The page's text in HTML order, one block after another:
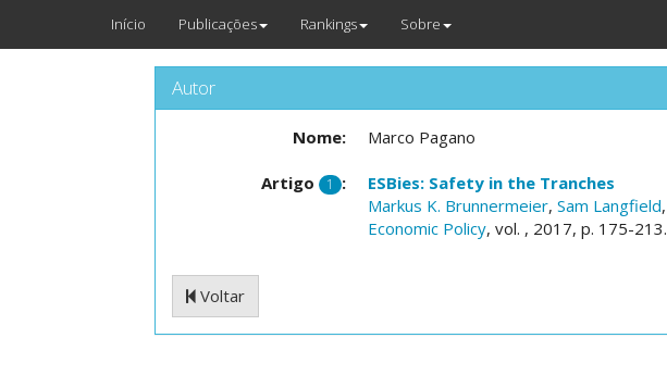
Início Publicações Rankings Sobre
Autor
Nome: Marco Pagano
Artigo 1 :
ESBies: Safety in the Tranches
Markus K. Brunnermeier, Sam Langfield,
Economic Policy, vol. , 2017, p. 175-213.
Voltar